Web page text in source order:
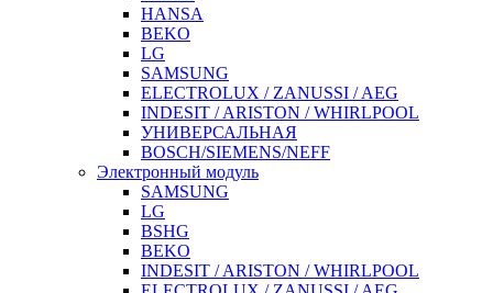
HANSA
BEKO
LG
SAMSUNG
ELECTROLUX / ZANUSSI / AEG
INDESIT / ARISTON / WHIRLPOOL
УНИВЕРСАЛЬНАЯ
BOSCH/SIEMENS/NEFF
Электронный модуль
SAMSUNG
LG
BSHG
BEKO
INDESIT / ARISTON / WHIRLPOOL